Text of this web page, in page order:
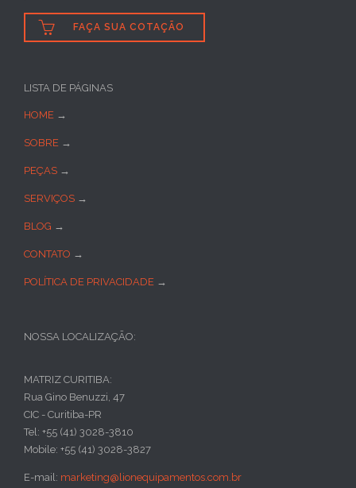
 FAÇA SUA COTAÇÃO
LISTA DE PÁGINAS
HOME →
SOBRE →
PEÇAS →
SERVIÇOS →
BLOG →
CONTATO →
POLÍTICA DE PRIVACIDADE →
NOSSA LOCALIZAÇÃO:
MATRIZ CURITIBA:
Rua Gino Benuzzi, 47
CIC - Curitiba-PR
Tel: +55 (41) 3028-3810
Mobile: +55 (41) 3028-3827
E-mail: marketing@lionequipamentos.com.br